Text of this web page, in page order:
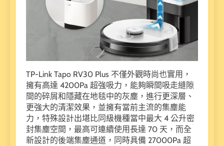
TP-Link Tapo RV30 Plus 不僅外觀時尚也實用，
擁有高達 4200Pa 超強吸力，能夠瞬間吸走縫隙
間的碎屑和隱藏在地毯中的灰塵，進行更深層、
更強大的清潔效果，並擁有當前主流的集塵能
力，特殊設計出堪比同級機種當中最大 4 公升密
封集塵空間，最高可連續使用長達 70 天，而全
新設計的後端集塵通道，同時具備 27000Pa 超